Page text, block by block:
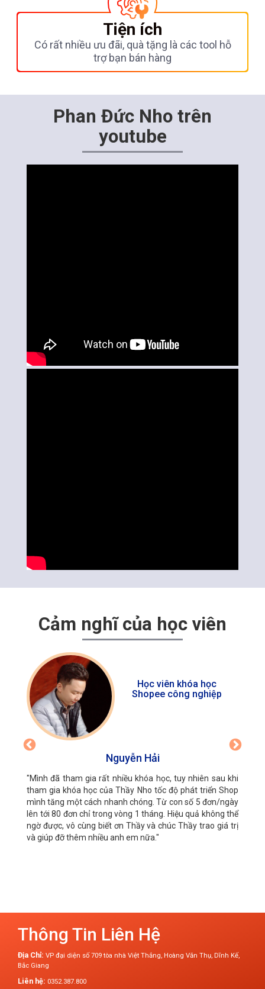
Tiện ích
Có rất nhiều ưu đãi, quà tặng là các tool hỗ
trợ bạn bán hàng
Phan Đức Nho trên
youtube
Cảm nghĩ của học viên
Học viên khóa học
Shopee công nghiệp
Nguyễn Hải
"Mình đã tham gia rất nhiều khóa học, tuy nhiên sau khi
tham gia khóa học của Thầy Nho tốc độ phát triển Shop
mình tăng một cách nhanh chóng. Từ con số 5 đơn/ngày
lên tới 80 đơn chỉ trong vòng 1 tháng. Hiệu quả không thể
ngờ được, vô cùng biết ơn Thầy và chúc Thầy trao giá trị
và giúp đỡ thêm nhiều anh em nữa."
Thông Tin Liên Hệ
Địa Chỉ: VP đại diện số 709 tòa nhà Việt Thắng, Hoàng Văn Thụ, Dĩnh Kế,
Bắc Giang
Liên hệ: 0352.387.800